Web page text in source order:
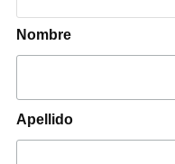
Nombre
Apellido